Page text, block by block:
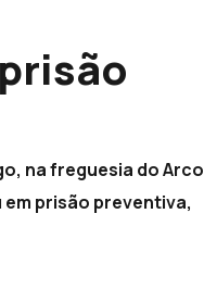
na freguesia do Arco
prisão preventiva,